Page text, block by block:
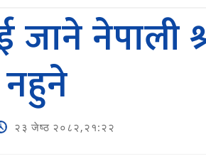
नेपाली
२३ जेष्ठ २०८२,२१:२२